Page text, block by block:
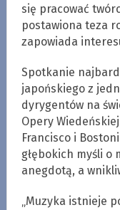
się pracować
postawiona teza
zapowiada
Spotkanie
japońskiego z
dyrygentów na
Opery
Francisco i
głębokich myśli o
anegdotą, a
„Muzyka istnieje